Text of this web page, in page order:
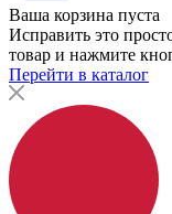
Ваша корзина пуста
Исправить это
товар и нажмите
Перейти в каталог